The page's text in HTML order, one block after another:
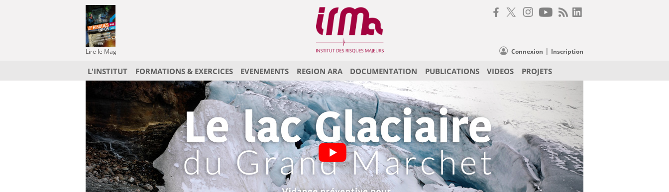
Lire le Mag Connexion | Inscription
L'INSTITUT FORMATIONS & EXERCICES EVENEMENTS REGION ARA DOCUMENTATION PUBLICATIONS VIDEOS PROJETS